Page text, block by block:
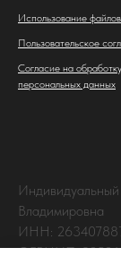
Использование
Пользовательское
Согласие на обработку
персональных данных
Владимировна
ИНН:
ОГРНИП: